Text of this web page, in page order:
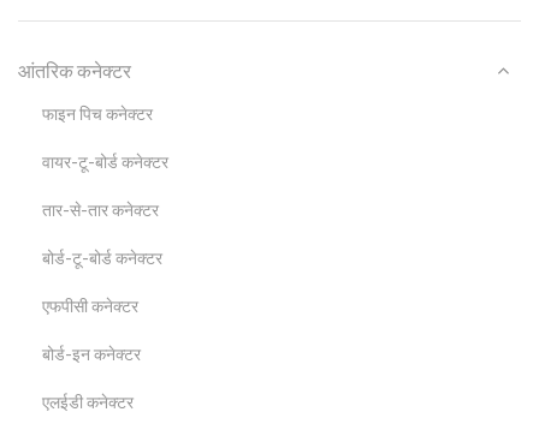
आंतरिक कनेक्टर
फाइन पिच कनेक्टर
वायर-टू-बोर्ड कनेक्टर
तार-से-तार कनेक्टर
बोर्ड-टू-बोर्ड कनेक्टर
एफपीसी कनेक्टर
बोर्ड-इन कनेक्टर
एलईडी कनेक्टर